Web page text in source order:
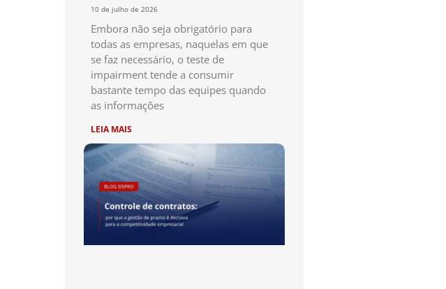
10 de julho de 2026
Embora não seja obrigatório para
todas as empresas, naquelas em que
se faz necessário, o teste de
impairment tende a consumir
bastante tempo das equipes quando
as informações
LEIA MAIS